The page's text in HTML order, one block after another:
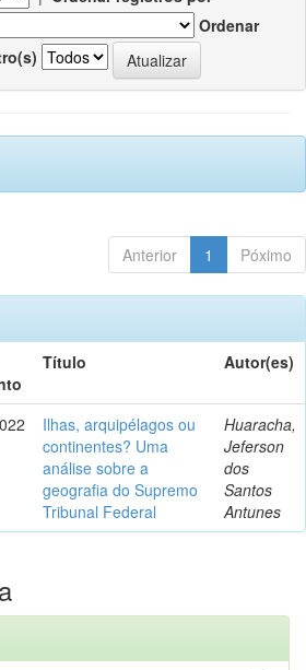
Ordenar
Anterior 1 Póximo
Título Autor(es)
Ilhas, arquipélagos ou
continentes? Uma
análise sobre a
geografia do Supremo
Tribunal Federal
Huaracha,
Jeferson
dos
Santos
Antunes